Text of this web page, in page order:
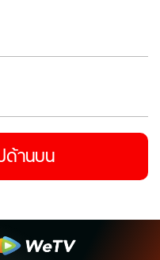
ด้านบน